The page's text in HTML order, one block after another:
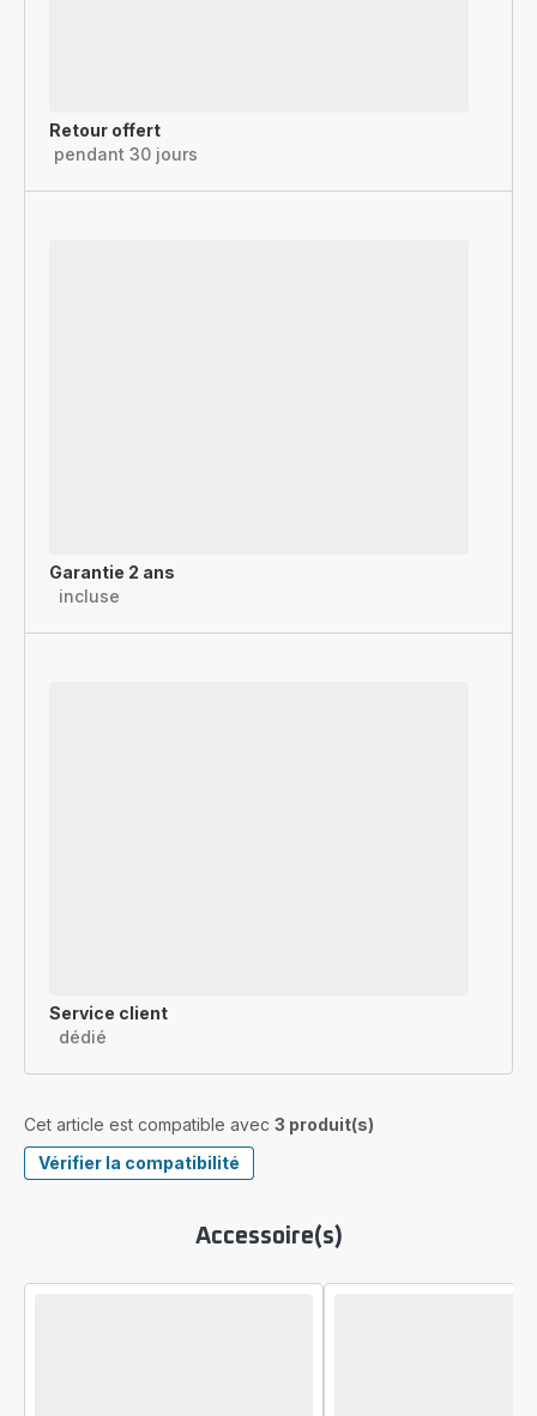
Retour offert
pendant 30 jours
Garantie 2 ans
incluse
Service client
dédié
Cet article est compatible avec 3 produit(s)
Vérifier la compatibilité
Accessoire(s)